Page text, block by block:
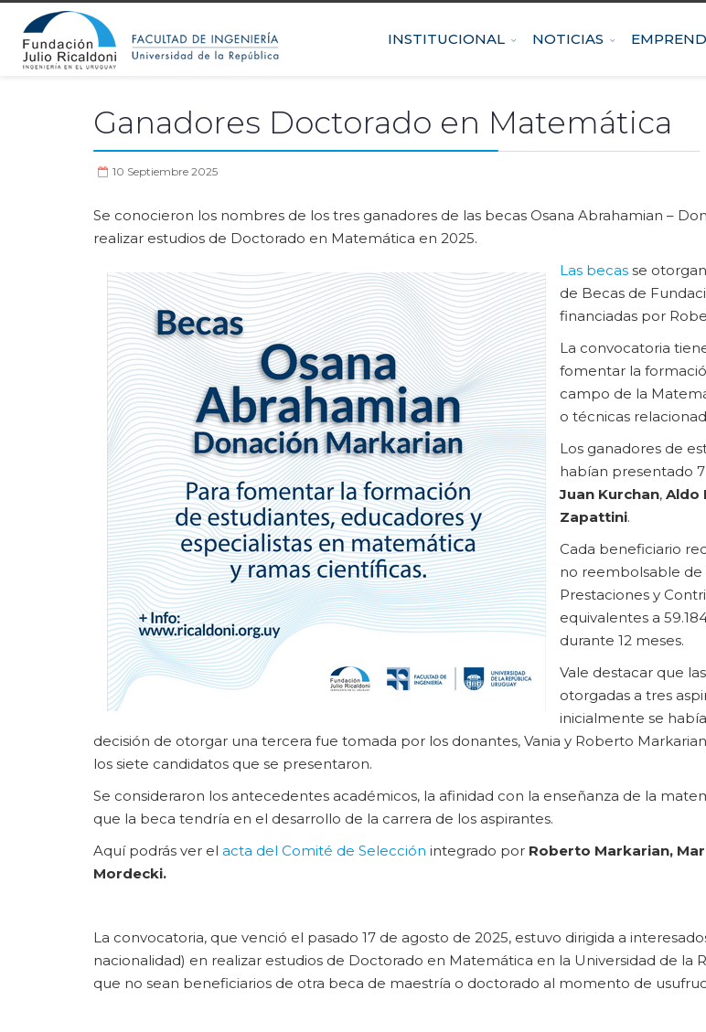
INSTITUCIONAL NOTICIAS
Ganadores Doctorado en Matemática
10 Septiembre 2025
Se conocieron los nombres de los tres ganadores de las becas Osana Abrahamian –
realizar estudios de Doctorado en Matemática en 2025.
Las becas se
de Becas de
financiadas por
La convocatoria
fomentar la
campo de la
o técnicas
Los ganadores de
habían presentado
Juan Kurchan, Aldo
Zapattini.
Cada beneficiario
no reembolsable de
Prestaciones y
equivalentes a
durante 12 meses.
Vale destacar que
otorgadas a tres
inicialmente se
decisión de otorgar una tercera fue tomada por los donantes, Vania y Roberto
los siete candidatos que se presentaron.
Se consideraron los antecedentes académicos, la afinidad con la enseñanza de la
que la beca tendría en el desarrollo de la carrera de los aspirantes.
Aquí podrás ver el acta del Comité de Selección integrado por Roberto Markarian,
Mordecki.
La convocatoria, que venció el pasado 17 de agosto de 2025, estuvo dirigida a
nacionalidad) en realizar estudios de Doctorado en Matemática en la Universidad de la
que no sean beneficiarios de otra beca de maestría o doctorado al momento de